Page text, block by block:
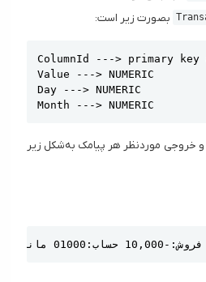
بصورت زیر است:
ColumnId ---> primary key
Value ---> NUMERIC
Day ---> NUMERIC
Month ---> NUMERIC
و خروجی موردنظر هر پیامک به‌شکل زیر